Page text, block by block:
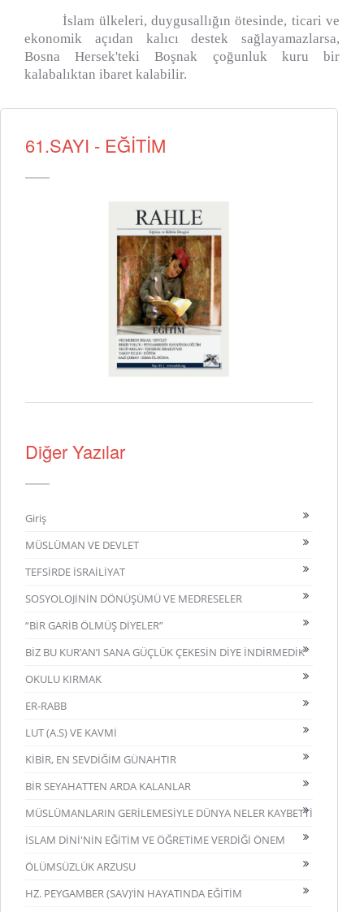
İslam ülkeleri, duygusallığın ötesinde, ticari ve
ekonomik açıdan kalıcı destek sağlayamazlarsa,
Bosna Hersek'teki Boşnak çoğunluk kuru bir
kalabalıktan ibaret kalabilir.
61.SAYI - EĞİTİM
Diğer Yazılar
Giriş
MÜSLÜMAN VE DEVLET
TEFSİRDE İSRAİLİYAT
SOSYOLOJİNİN DÖNÜŞÜMÜ VE MEDRESELER
“BİR GARİB ÖLMÜŞ DİYELER”
BİZ BU KUR’AN’I SANA GÜÇLÜK ÇEKESİN DİYE İNDİRMEDİK
OKULU KIRMAK
ER-RABB
LUT (A.S) VE KAVMİ
KİBİR, EN SEVDİĞİM GÜNAHTIR
BİR SEYAHATTEN ARDA KALANLAR
MÜSLÜMANLARIN GERİLEMESİYLE DÜNYA NELER KAYBETTİ
İSLAM DİNİ'NİN EĞİTİM VE ÖĞRETİME VERDİĞİ ÖNEM
ÖLÜMSÜZLÜK ARZUSU
HZ. PEYGAMBER (SAV)’İN HAYATINDA EĞİTİM